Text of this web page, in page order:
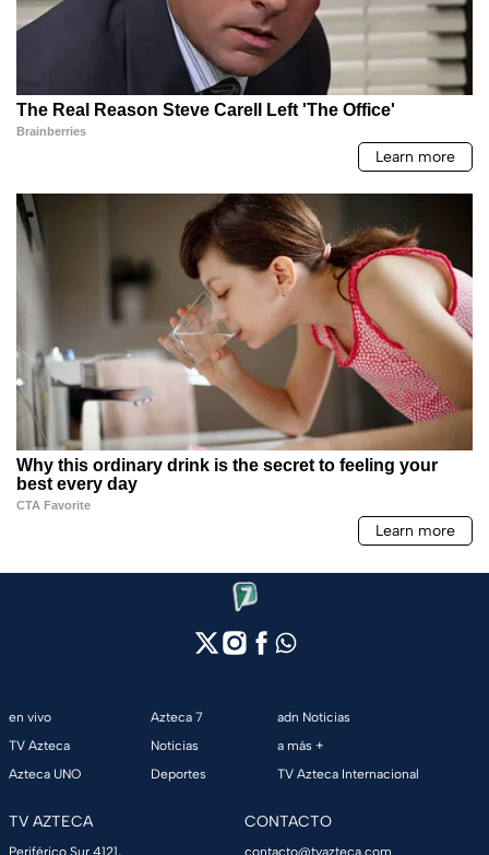
en vivo
TV Azteca
Azteca UNO
Azteca 7
Noticias
Deportes
adn Noticias
a más +
TV Azteca Internacional
TV AZTECA
Periférico Sur 4121,
CONTACTO
contacto@tvazteca.com